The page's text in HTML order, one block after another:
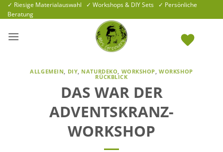
Zum
Inhalt
✓ Riesige Materialauswahl ✓ Workshops & DIY Sets ✓ Persönliche
Beratung
ALLGEMEIN, DIY, NATURDEKO, WORKSHOP,WORKSHOP
RÜCKBLICK
DAS WAR DER
ADVENTSKRANZ-
WORKSHOP